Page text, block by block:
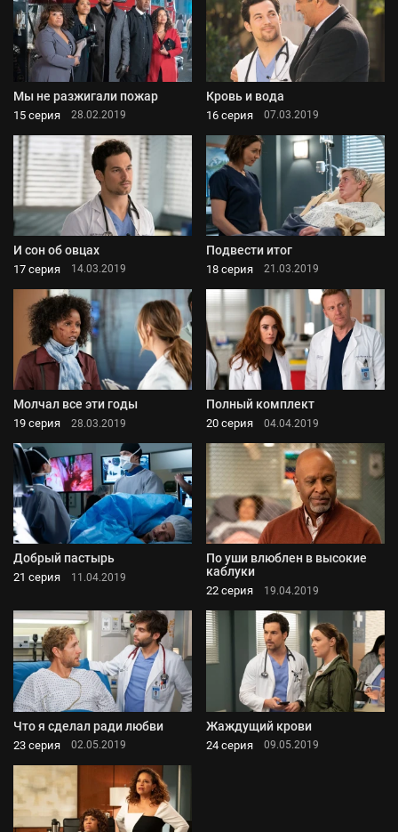
Мы не разжигали пожар
15 серия 28.02.2019
Кровь и вода
16 серия 07.03.2019
И сон об овцах
17 серия 14.03.2019
Подвести итог
18 серия 21.03.2019
Молчал все эти годы
19 серия 28.03.2019
Полный комплект
20 серия 04.04.2019
Добрый пастырь
21 серия 11.04.2019
По уши влюблен в высокие
каблуки
22 серия 19.04.2019
Что я сделал ради любви
23 серия 02.05.2019
Жаждущий крови
24 серия 09.05.2019